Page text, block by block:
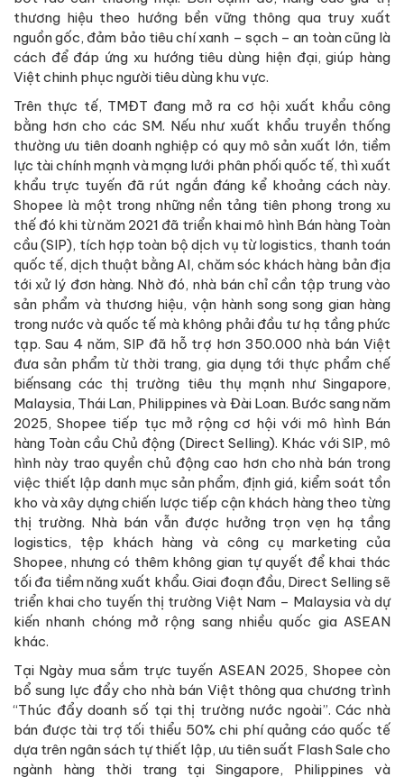
thương hiệu theo hướng bền vững thông qua truy xuất
nguồn gốc, đảm bảo tiêu chí xanh – sạch – an toàn cũng là
cách để đáp ứng xu hướng tiêu dùng hiện đại, giúp hàng
Việt chinh phục người tiêu dùng khu vực.
Trên thực tế, TMĐT đang mở ra cơ hội xuất khẩu công
bằng hơn cho các SM. Nếu như xuất khẩu truyền thống
thường ưu tiên doanh nghiệp có quy mô sản xuất lớn, tiềm
lực tài chính mạnh và mạng lưới phân phối quốc tế, thì xuất
khẩu trực tuyến đã rút ngắn đáng kể khoảng cách này.
Shopee là một trong những nền tảng tiên phong trong xu
thế đó khi từ năm 2021 đã triển khai mô hình Bán hàng Toàn
cầu (SIP), tích hợp toàn bộ dịch vụ từ logistics, thanh toán
quốc tế, dịch thuật bằng AI, chăm sóc khách hàng bản địa
tới xử lý đơn hàng. Nhờ đó, nhà bán chỉ cần tập trung vào
sản phẩm và thương hiệu, vận hành song song gian hàng
trong nước và quốc tế mà không phải đầu tư hạ tầng phức
tạp. Sau 4 năm, SIP đã hỗ trợ hơn 350.000 nhà bán Việt
đưa sản phẩm từ thời trang, gia dụng tới thực phẩm chế
biếnsang các thị trường tiêu thụ mạnh như Singapore,
Malaysia, Thái Lan, Philippines và Đài Loan. Bước sang năm
2025, Shopee tiếp tục mở rộng cơ hội với mô hình Bán
hàng Toàn cầu Chủ động (Direct Selling). Khác với SIP, mô
hình này trao quyền chủ động cao hơn cho nhà bán trong
việc thiết lập danh mục sản phẩm, định giá, kiểm soát tồn
kho và xây dựng chiến lược tiếp cận khách hàng theo từng
thị trường. Nhà bán vẫn được hưởng trọn vẹn hạ tầng
logistics, tệp khách hàng và công cụ marketing của
Shopee, nhưng có thêm không gian tự quyết để khai thác
tối đa tiềm năng xuất khẩu. Giai đoạn đầu, Direct Selling sẽ
triển khai cho tuyến thị trường Việt Nam – Malaysia và dự
kiến nhanh chóng mở rộng sang nhiều quốc gia ASEAN
khác.
Tại Ngày mua sắm trực tuyến ASEAN 2025, Shopee còn
bổ sung lực đẩy cho nhà bán Việt thông qua chương trình
“Thúc đẩy doanh số tại thị trường nước ngoài”. Các nhà
bán được tài trợ tối thiểu 50% chi phí quảng cáo quốc tế
dựa trên ngân sách tự thiết lập, ưu tiên suất Flash Sale cho
ngành hàng thời trang tại Singapore, Philippines và